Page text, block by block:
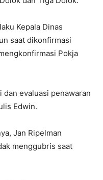
Kepala Dinas
saat dikonfirmasi
Pokja
dan evaluasi penawaran
Edwin.
Jan Ripelman
menggubris saat